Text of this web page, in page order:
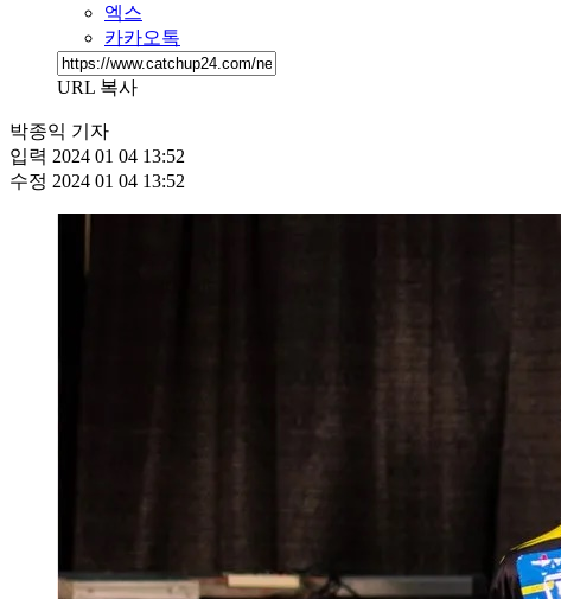
엑스
카카오톡
URL 복사
박종익 기자
입력 2024 01 04 13:52
수정 2024 01 04 13:52